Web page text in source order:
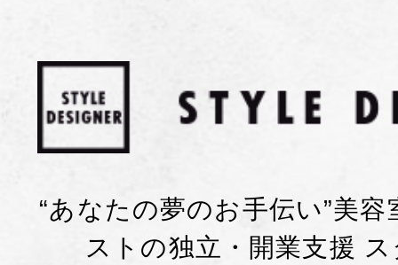
“あなたの夢のお手伝い”美
ストの独立・開業支援